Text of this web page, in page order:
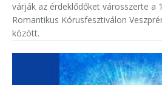
várják az érdeklődőket városszerte a
Romantikus Kórusfesztiválon
között.